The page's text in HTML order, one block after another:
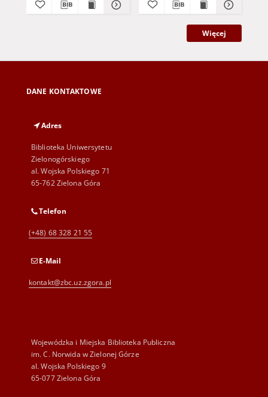
Więcej
DANE KONTAKTOWE
Adres
Biblioteka Uniwersytetu
Zielonogórskiego
al. Wojska Polskiego 71
65-762 Zielona Góra
Telefon
(+48) 68 328 21 55
E-Mail
kontakt@zbc.uz.zgora.pl
Wojewódzka i Miejska Biblioteka Publiczna
im. C. Norwida w Zielonej Górze
al. Wojska Polskiego 9
65-077 Zielona Góra